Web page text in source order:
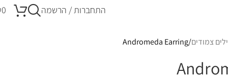
התחברות / הרשמה 0
צמודים Andromeda Earring